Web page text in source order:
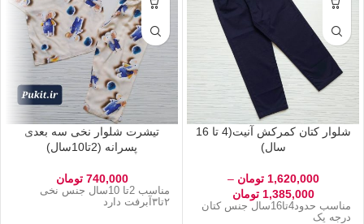
شلوار کتان کمرکش آنیت(4 تا 16
سال)
1,620,000 تومان –
1,385,000 تومان
مناسب حدود4تا16سال جنس کتان
درجه یک
تیشرت شلوار نخی سه بعدی
پسرانه (2تا10سال)
740,000 تومان
مناسب 2تا 10سال جنس نخی
۲تا۳آبرفت دارد